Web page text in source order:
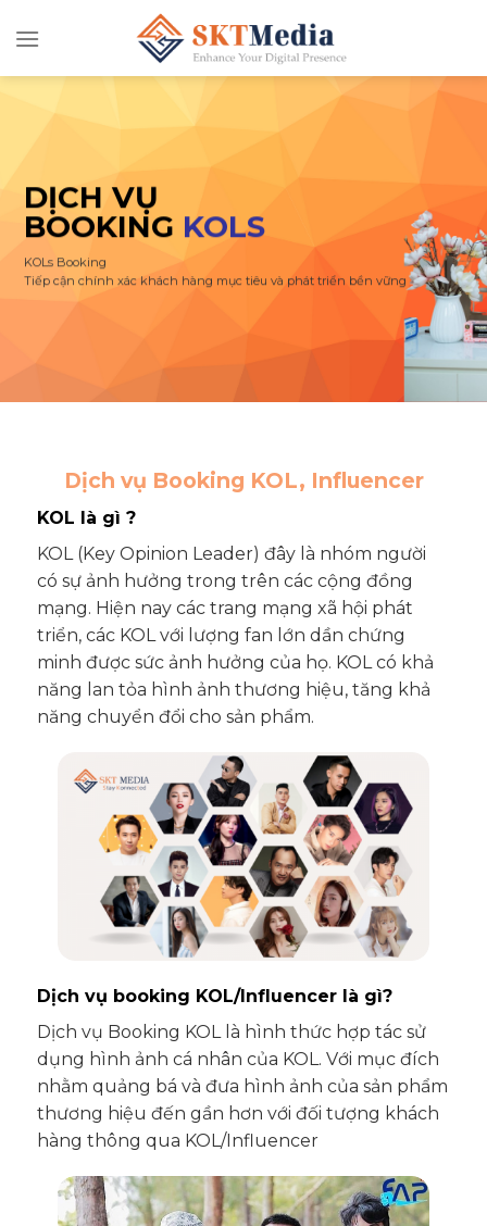
đến
DỊCH VỤ
BOOKING KOLS
KOLs Booking
Tiếp cận chính xác khách hàng mục tiêu và phát triển bền vững
Dịch vụ Booking KOL, Influencer
KOL là gì ?
KOL (Key Opinion Leader) đây là nhóm người
có sự ảnh hưởng trong trên các cộng đồng
mạng. Hiện nay các trang mạng xã hội phát
triển, các KOL với lượng fan lớn dần chứng
minh được sức ảnh hưởng của họ. KOL có khả
năng lan tỏa hình ảnh thương hiệu, tăng khả
năng chuyển đổi cho sản phẩm.
Dịch vụ booking KOL/Influencer là gì?
Dịch vụ Booking KOL là hình thức hợp tác sử
dụng hình ảnh cá nhân của KOL. Với mục đích
nhằm quảng bá và đưa hình ảnh của sản phẩm
thương hiệu đến gần hơn với đối tượng khách
hàng thông qua KOL/Influencer